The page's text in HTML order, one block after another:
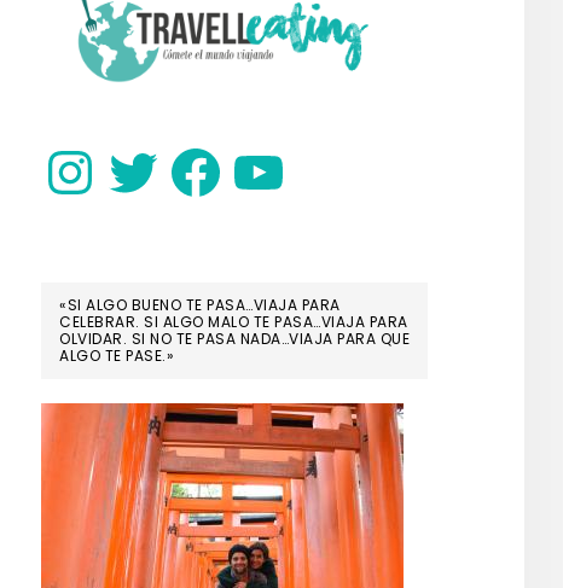
SIDEBAR
InstagramTwitter FacebookYouTube
«SI ALGO BUENO TE PASA…VIAJA PARA
CELEBRAR. SI ALGO MALO TE PASA…VIAJA PARA
OLVIDAR. SI NO TE PASA NADA…VIAJA PARA QUE
ALGO TE PASE.»